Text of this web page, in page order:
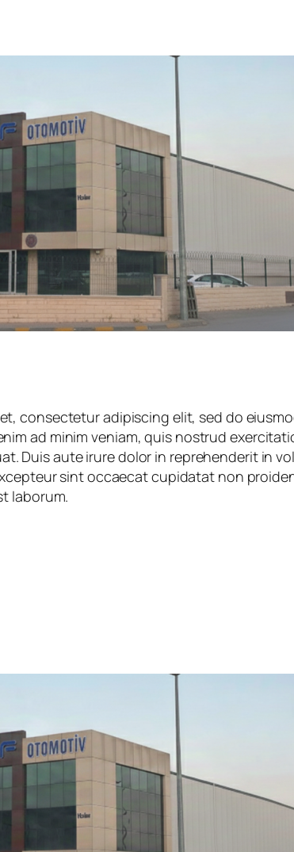
consectetur adipiscing elit, sed do
ad minim veniam, quis nostrud
Duis aute irure dolor in reprehenderit in
sint occaecat cupidatat non
laborum.